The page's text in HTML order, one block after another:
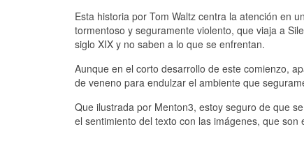
Esta historia por Tom Waltz centra la atención en
tormentoso y seguramente violento, que viaja a
siglo XIX y no saben a lo que se enfrentan.
Aunque en el corto desarrollo de este comienzo,
de veneno para endulzar el ambiente que
Que ilustrada por Menton3, estoy seguro de que
el sentimiento del texto con las imágenes, que